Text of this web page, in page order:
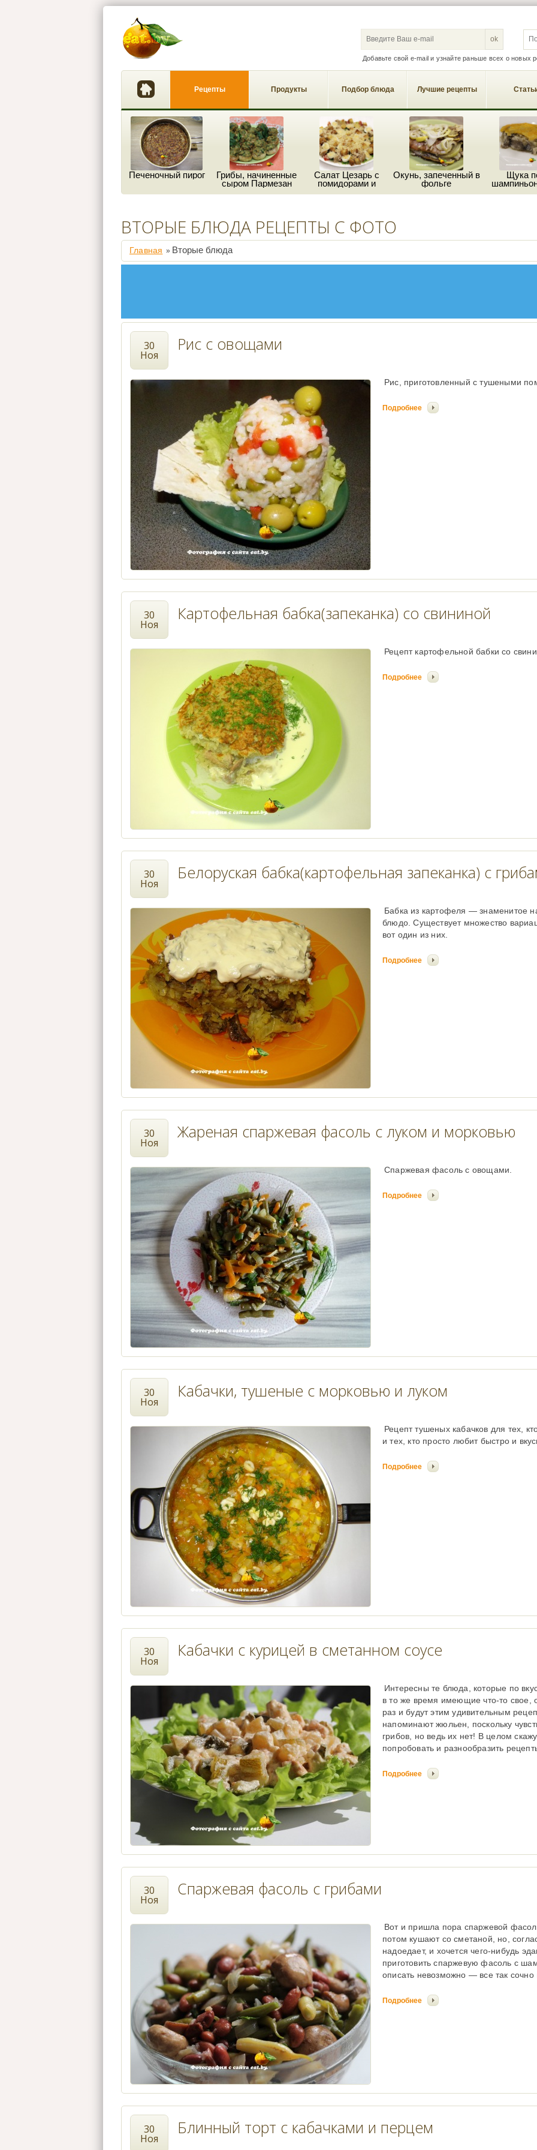
Добавьте свой e-mail и узнайте раньше всех о новых
Рецепты Продукты Подбор блюда Лучшие рецепты
Печеночный пирог
Грибы, начиненные
сыром Пармезан
Салат Цезарь с
помидорами и
Окунь, запеченный в
фольге
Щука
ВТОРЫЕ БЛЮДА РЕЦЕПТЫ С ФОТО
Главная » Вторые блюда
30
Ноя
Рис с овощами
Рис, приготовленный с тушеными
Подробнее
30
Ноя
Картофельная бабка(запеканка) со свининой
Рецепт картофельной бабки со
Подробнее
30
Ноя
Белоруская бабка(картофельная запеканка) с
Бабка из картофеля — знаменитое
блюдо. Существует множество
вот один из них.
Подробнее
30
Ноя
Жареная спаржевая фасоль с луком и морковью
Спаржевая фасоль с овощами.
Подробнее
30
Ноя
Кабачки, тушеные с морковью и луком
Рецепт тушеных кабачков для тех,
и тех, кто просто любит быстро и
Подробнее
30
Ноя
Кабачки с курицей в сметанном соусе
Интересны те блюда, которые по
в то же время имеющие что-то свое,
раз и будут этим удивительным
напоминают жюльен, поскольку
грибов, но ведь их нет! В целом
попробовать и разнообразить
Подробнее
30
Ноя
Спаржевая фасоль с грибами
Вот и пришла пора спаржевой
потом кушают со сметаной, но,
надоедает, и хочется чего-нибудь
приготовить спаржевую фасоль с
описать невозможно — все так сочно
Подробнее
30
Ноя
Блинный торт с кабачками и перцем